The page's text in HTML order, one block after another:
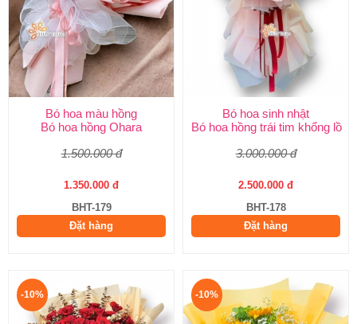
Bó hoa màu hồng
Bó hoa hồng Ohara
1.500.000 đ
1.350.000 đ
BHT-179
Đặt hàng
Bó hoa sinh nhật
Bó hoa hồng trái tim khổng lồ
3.000.000 đ
2.500.000 đ
BHT-178
Đặt hàng
-10% -10%